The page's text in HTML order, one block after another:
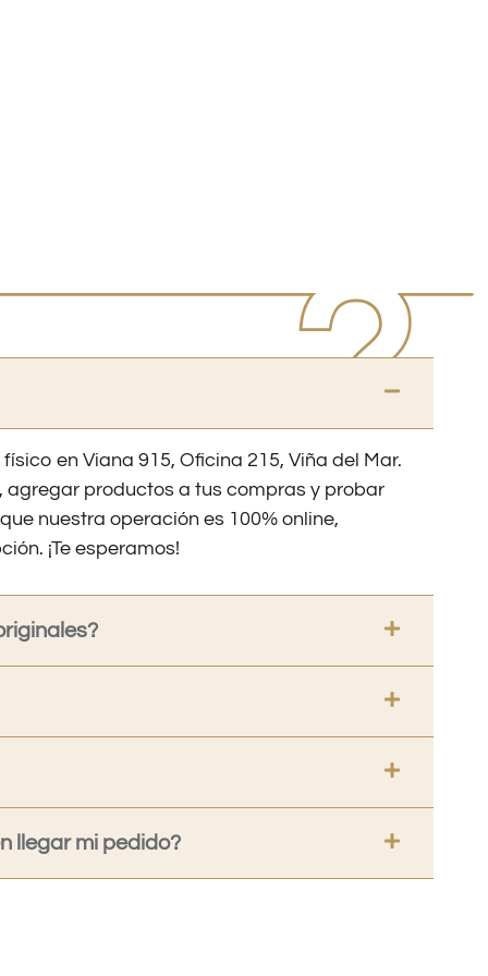
en Viana 915, Oficina 215, Viña del Mar.
agregar productos a tus compras y probar
nuestra operación es 100% online,
¡Te esperamos!
llegar mi pedido?